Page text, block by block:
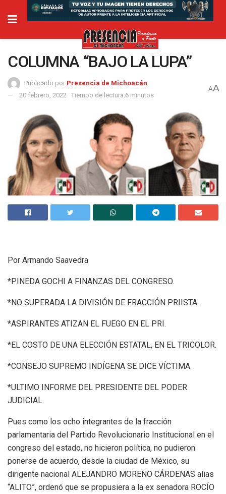
COLUMNA “BAJO LA LUPA”
Publicado por Presencia de Michoacán
20 febrero, 2022
Tiempo de lectura:6 minutos
AA
Por Armando Saavedra
*PINEDA GOCHI A FINANZAS DEL CONGRESO.
*NO SUPERADA LA DIVISIÓN DE FRACCIÓN PRIISTA.
*ASPIRANTES ATIZAN EL FUEGO EN EL PRI.
*EL COSTO DE UNA ELECCIÓN ESTATAL, EN EL TRICOLOR.
*CONSEJO SUPREMO INDÍGENA SE DICE VÍCTIMA.
*ULTIMO INFORME DEL PRESIDENTE DEL PODER
JUDICIAL.
Pues como los ocho integrantes de la fracción
parlamentaria del Partido Revolucionario Institucional en el
congreso del estado, no hicieron política, no pudieron
ponerse de acuerdo, desde la ciudad de México, su
dirigente nacional ALEJANDRO MORENO CÁRDENAS alias
“ALITO”, ordenó que se propusiera a la ex senadora ROCÍO